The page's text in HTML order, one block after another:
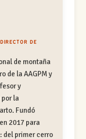
DE
de montaña
de la AAGPM y
y
la
Fundó
2017 para
del primer cerro